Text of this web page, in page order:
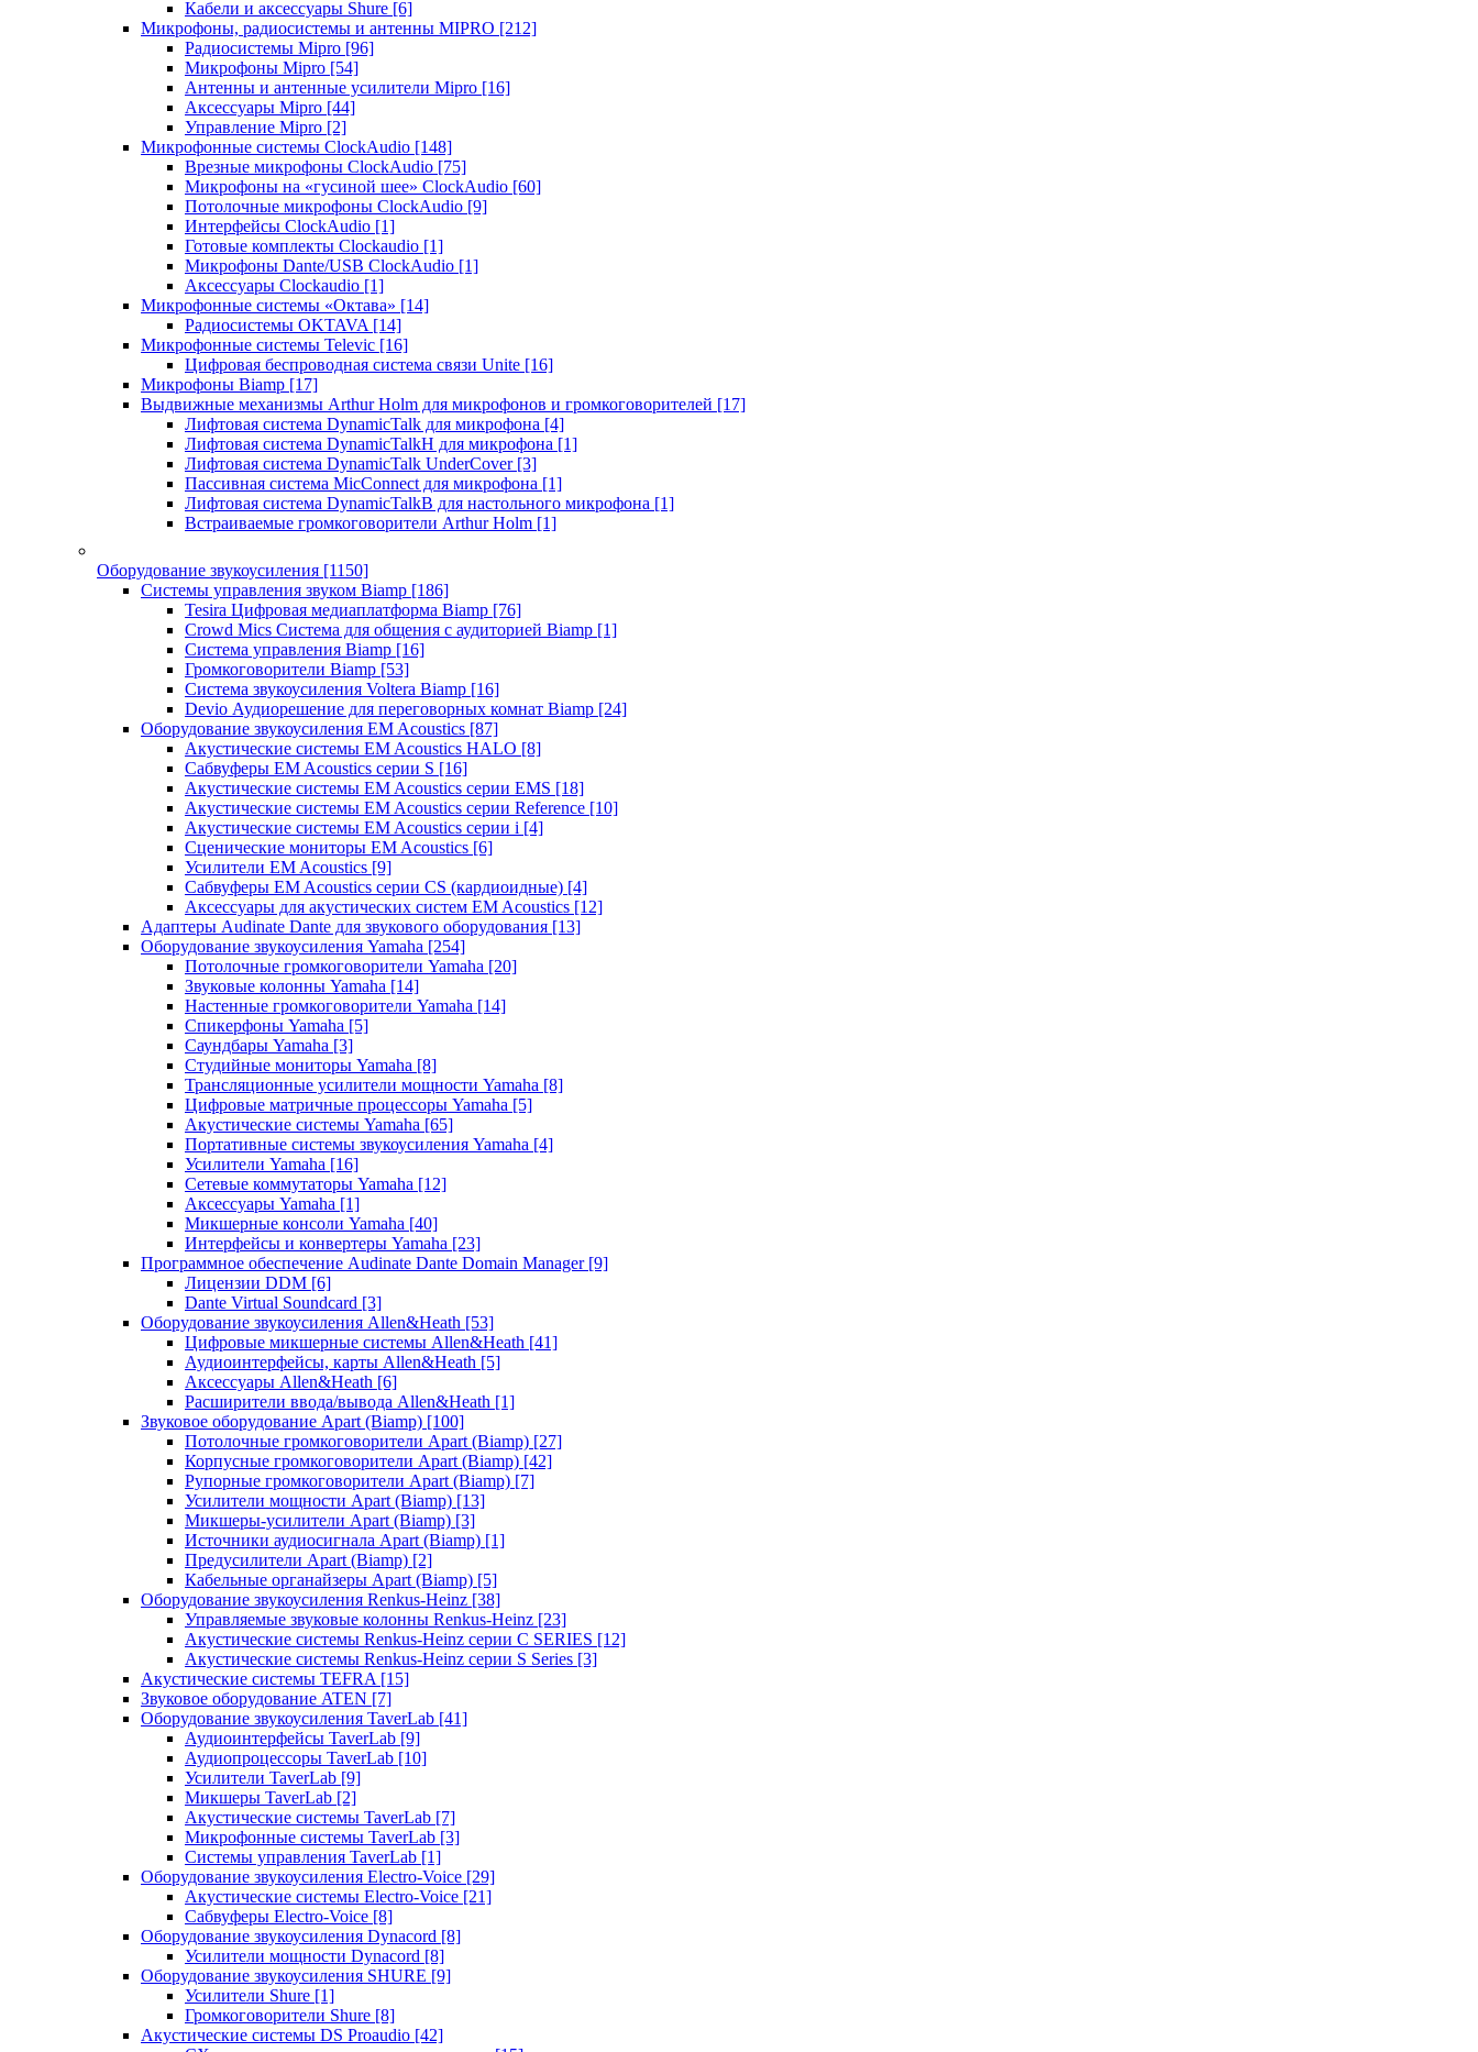
Кабели и аксессуары Shure [6]
Микрофоны, радиосистемы и антенны MIPRO [212]
Радиосистемы Mipro [96]
Микрофоны Mipro [54]
Антенны и антенные усилители Mipro [16]
Аксессуары Mipro [44]
Управление Mipro [2]
Микрофонные системы ClockAudio [148]
Врезные микрофоны ClockAudio [75]
Микрофоны на «гусиной шее» ClockAudio [60]
Потолочные микрофоны ClockAudio [9]
Интерфейсы ClockAudio [1]
Готовые комплекты Clockaudio [1]
Микрофоны Dante/USB ClockAudio [1]
Аксессуары Clockaudio [1]
Микрофонные системы «Октава» [14]
Радиосистемы OKTAVA [14]
Микрофонные системы Televic [16]
Цифровая беспроводная система связи Unite [16]
Микрофоны Biamp [17]
Выдвижные механизмы Arthur Holm для микрофонов и громкоговорителей [17]
Лифтовая система DynamicTalk для микрофона [4]
Лифтовая система DynamicTalkH для микрофона [1]
Лифтовая система DynamicTalk UnderCover [3]
Пассивная система MicConnect для микрофона [1]
Лифтовая система DynamicTalkB для настольного микрофона [1]
Встраиваемые громкоговорители Arthur Holm [1]
Оборудование звукоусиления [1150]
Системы управления звуком Biamp [186]
Tesira Цифровая медиаплатформа Biamp [76]
Crowd Mics Система для общения с аудиторией Biamp [1]
Система управления Biamp [16]
Громкоговорители Biamp [53]
Система звукоусиления Voltera Biamp [16]
Devio Аудиорешение для переговорных комнат Biamp [24]
Оборудование звукоусиления EM Acoustics [87]
Акустические системы EM Acoustics HALO [8]
Сабвуферы EM Acoustics серии S [16]
Акустические системы EM Acoustics серии EMS [18]
Акустические системы EM Acoustics серии Reference [10]
Акустические системы EM Acoustics серии i [4]
Сценические мониторы EM Acoustics [6]
Усилители EM Acoustics [9]
Сабвуферы EM Acoustics серии CS (кардиоидные) [4]
Аксессуары для акустических систем EM Acoustics [12]
Адаптеры Audinate Dante для звукового оборудования [13]
Оборудование звукоусиления Yamaha [254]
Потолочные громкоговорители Yamaha [20]
Звуковые колонны Yamaha [14]
Настенные громкоговорители Yamaha [14]
Спикерфоны Yamaha [5]
Саундбары Yamaha [3]
Студийные мониторы Yamaha [8]
Трансляционные усилители мощности Yamaha [8]
Цифровые матричные процессоры Yamaha [5]
Акустические системы Yamaha [65]
Портативные системы звукоусиления Yamaha [4]
Усилители Yamaha [16]
Сетевые коммутаторы Yamaha [12]
Аксессуары Yamaha [1]
Микшерные консоли Yamaha [40]
Интерфейсы и конвертеры Yamaha [23]
Программное обеспечение Audinate Dante Domain Manager [9]
Лицензии DDM [6]
Dante Virtual Soundcard [3]
Оборудование звукоусиления Allen&Heath [53]
Цифровые микшерные системы Allen&Heath [41]
Аудиоинтерфейсы, карты Allen&Heath [5]
Аксессуары Allen&Heath [6]
Расширители ввода/вывода Allen&Heath [1]
Звуковое оборудование Apart (Biamp) [100]
Потолочные громкоговорители Apart (Biamp) [27]
Корпусные громкоговорители Apart (Biamp) [42]
Рупорные громкоговорители Apart (Biamp) [7]
Усилители мощности Apart (Biamp) [13]
Микшеры-усилители Apart (Biamp) [3]
Источники аудиосигнала Apart (Biamp) [1]
Предусилители Apart (Biamp) [2]
Кабельные органайзеры Apart (Biamp) [5]
Оборудование звукоусиления Renkus-Heinz [38]
Управляемые звуковые колонны Renkus-Heinz [23]
Акустические системы Renkus-Heinz серии C SERIES [12]
Акустические системы Renkus-Heinz серии S Series [3]
Акустические системы TEFRA [15]
Звуковое оборудование ATEN [7]
Оборудование звукоусиления TaverLab [41]
Аудиоинтерфейсы TaverLab [9]
Аудиопроцессоры TaverLab [10]
Усилители TaverLab [9]
Микшеры TaverLab [2]
Акустические системы TaverLab [7]
Микрофонные системы TaverLab [3]
Системы управления TaverLab [1]
Оборудование звукоусиления Electro-Voice [29]
Акустические системы Electro-Voice [21]
Сабвуферы Electro-Voice [8]
Оборудование звукоусиления Dynacord [8]
Усилители мощности Dynacord [8]
Оборудование звукоусиления SHURE [9]
Усилители Shure [1]
Громкоговорители Shure [8]
Акустические системы DS Proaudio [42]